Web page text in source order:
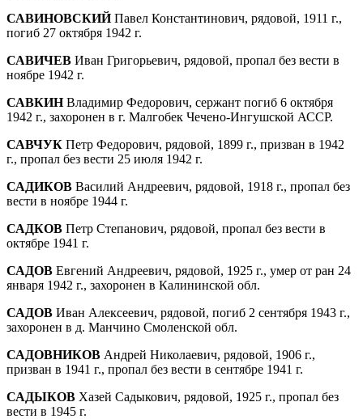
САВИНОВСКИЙПавел Константинович, рядовой, 1911 г.,
погиб 27 октября 1942 г.
САВИЧЕВ Иван Григорьевич, рядовой, пропал без вести в
ноябре 1942 г.
САВКИНВладимир Федорович, сержант погиб 6 октября
1942 г., захоронен в г. Малгобек Чечено-Ингушской АССР.
САВЧУК Петр Федорович, рядовой, 1899 г., призван в 1942
г., пропал без вести 25 июля 1942 г.
САДИКОВ Василий Андреевич, рядовой, 1918 г., пропал без
вести в ноябре 1944 г.
САДКОВ Петр Степанович, рядовой, пропал без вести в
октябре 1941 г.
САДОВ Евгений Андреевич, рядовой, 1925 г., умер от ран 24
января 1942 г., захоронен в Калининской обл.
САДОВ Иван Алексеевич, рядовой, погиб 2 сентября 1943 г.,
захоронен в д. Манчино Смоленской обл.
САДОВНИКОВ Андрей Николаевич, рядовой, 1906 г.,
призван в 1941 г., пропал без вести в сентябре 1941 г.
САДЫКОВ Хазей Садыкович, рядовой, 1925 г., пропал без
вести в 1945 г.